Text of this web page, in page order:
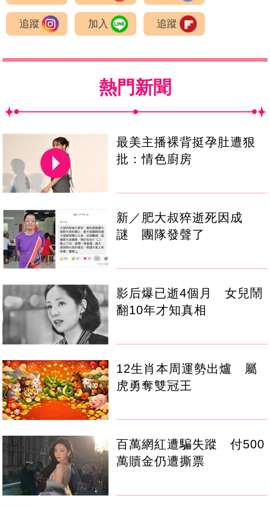
追蹤 加入 追蹤
熱門新聞
最美主播裸背挺孕肚遭狠
批：情色廚房
新／肥大叔猝逝死因成
謎 團隊發聲了
影后爆已逝4個月 女兒鬧
翻10年才知真相
12生肖本周運勢出爐 屬
虎勇奪雙冠王
百萬網紅遭騙失蹤 付500
萬贖金仍遭撕票